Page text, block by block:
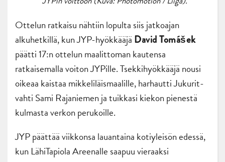
Ottelun ratkaisu nähtiin lopulta siis jatkoajan
alkuhetkillä, kun JYP-hyökkääjä David Tomášek
päätti 17:n ottelun maalittoman kautensa
ratkaisemalla voiton JYPille. Tsekkihyökkääjä nousi
oikeaa kaistaa mikkeliläismaalille, harhautti Jukurit-
vahti Sami Rajaniemen ja tuikkasi kiekon pienestä
kulmasta verkon perukoille.
JYP päättää viikkonsa lauantaina kotiyleisön edessä,
kun LähiTapiola Areenalle saapuu vieraaksi